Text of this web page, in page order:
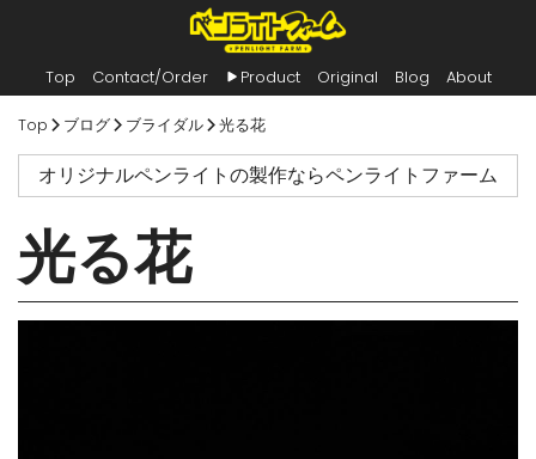
Top Contact/Order Product Original Blog About
Top ブログ ブライダル 光る花
オリジナルペンライトの製作ならペンライトファーム
光る花